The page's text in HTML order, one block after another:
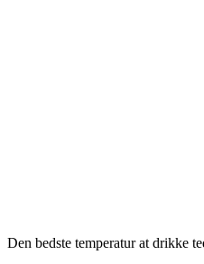
Den bedste temperatur at drikke